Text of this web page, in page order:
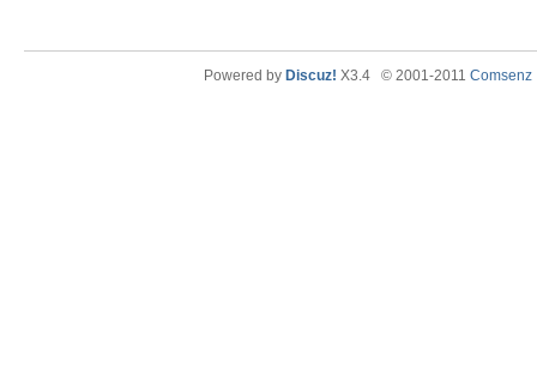
Powered by Discuz! X3.4 © 2001-2011 Comsenz